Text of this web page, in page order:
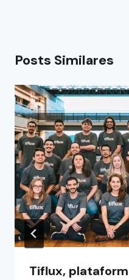
Posts Similares
Tiflux,